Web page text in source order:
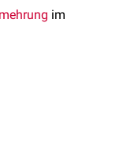
im